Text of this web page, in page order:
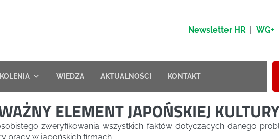
Newsletter HR | WG+
WIEDZA AKTUALNOŚCI KONTAKT
ELEMENT JAPOŃSKIEJ
zweryfikowania wszystkich faktów dotyczących danego